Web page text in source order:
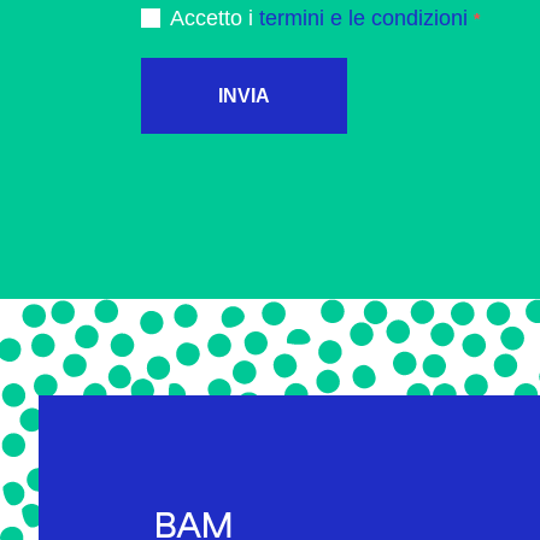
Accetto i termini e le condizioni
INVIA
BAM